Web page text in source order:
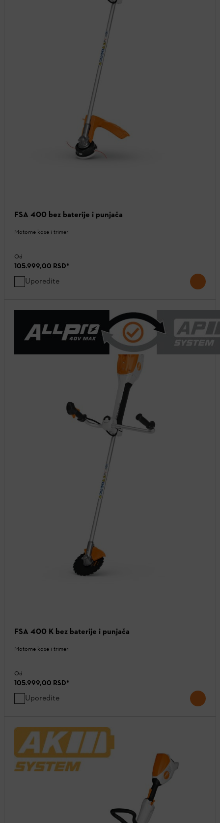
FSA 400 bez baterije i punjača
Motorne kose i trimeri
Od
105.999,00 RSD*
Uporedite
FSA 400 K bez baterije i punjača
Motorne kose i trimeri
Od
105.999,00 RSD*
Uporedite